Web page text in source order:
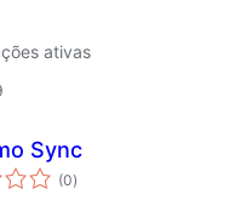
ativas
Sync
(0avaliações
totais
)